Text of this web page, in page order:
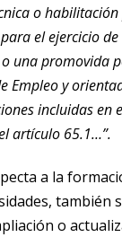
o
el ejercicio
una promovida
Empleo y
incluidas en
artículo 65.1…”.
a la
también
o